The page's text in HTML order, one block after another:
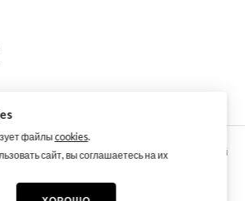
- уникальная акварель ручной
технологиям из растительных,
файлы cookies.
сайт, вы соглашаетесь на их